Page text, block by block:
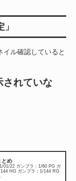
ル確認していると
されていな
とめ
01/22 ガンプラ：1/60 PG ガ
HG ガンプラ：1/144 RG